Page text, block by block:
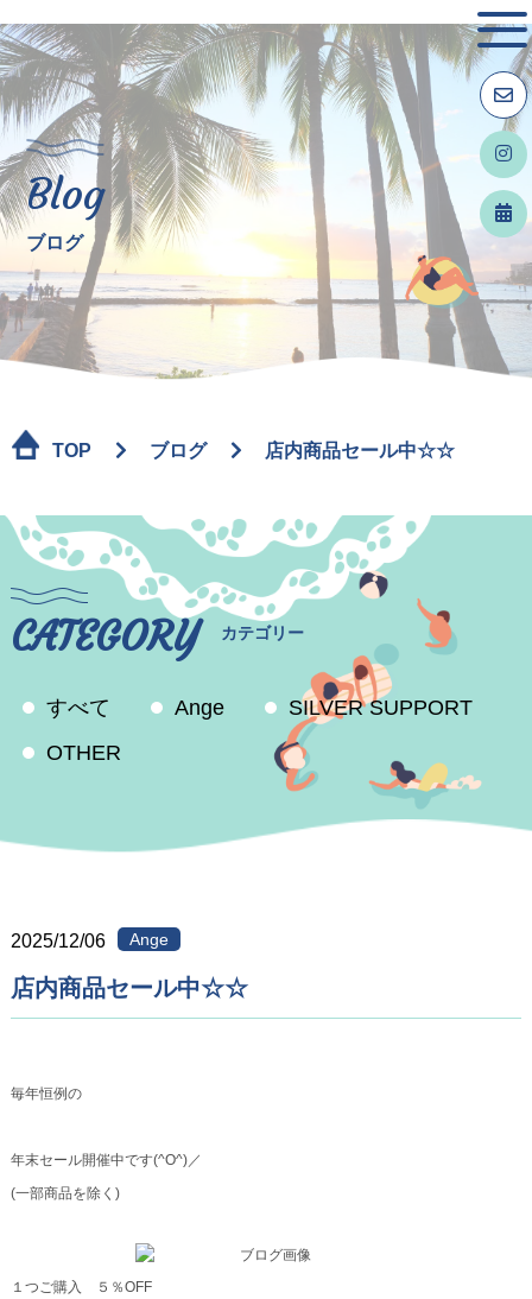
Blog
ブログ
TOP ブログ 店内商品セール中☆☆
CATEGORY カテゴリー
すべて Ange
SILVER SUPPORT
OTHER
2025/12/06 Ange
店内商品セール中☆☆
毎年恒例の
年末セール開催中です(^O^)／
(一部商品を除く)
１つご購入 ５％OFF